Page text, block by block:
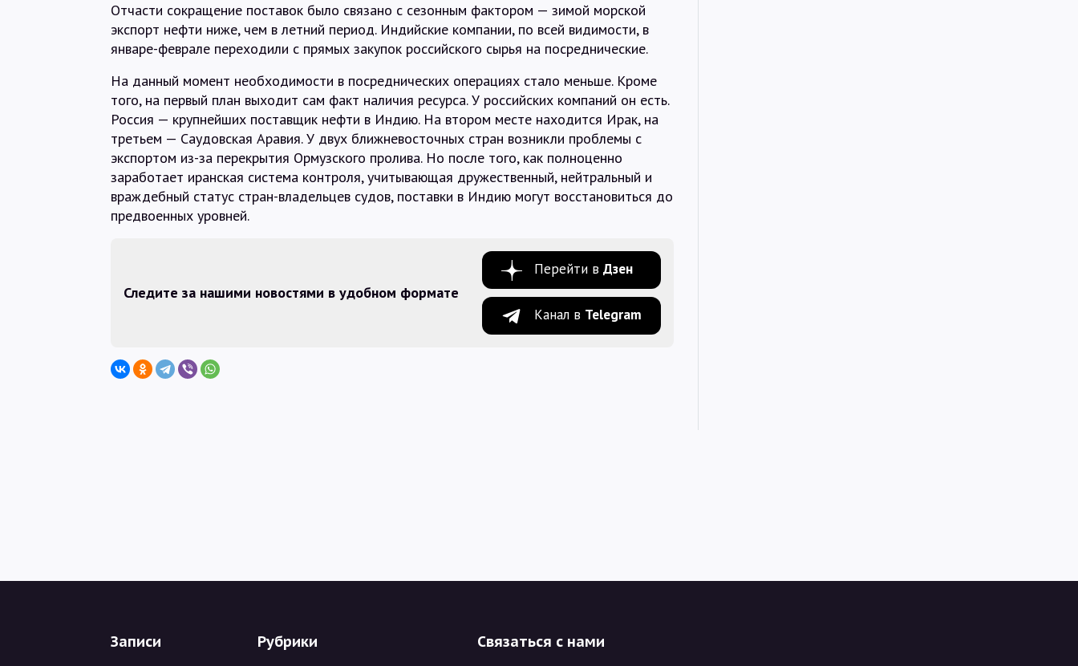
Отчасти сокращение поставок было связано с сезонным фактором — зимой морской
экспорт нефти ниже, чем в летний период. Индийские компании, по всей видимости, в
январе-феврале переходили с прямых закупок российского сырья на посреднические.
На данный момент необходимости в посреднических операциях стало меньше. Кроме
того, на первый план выходит сам факт наличия ресурса. У российских компаний он есть.
Россия — крупнейших поставщик нефти в Индию. На втором месте находится Ирак, на
третьем — Саудовская Аравия. У двух ближневосточных стран возникли проблемы с
экспортом из-за перекрытия Ормузского пролива. Но после того, как полноценно
заработает иранская система контроля, учитывающая дружественный, нейтральный и
враждебный статус стран-владельцев судов, поставки в Индию могут восстановиться до
предвоенных уровней.
Следите за нашими новостями в удобном формате
Перейти в Дзен
Канал в Telegram
Записи Рубрики Связаться с нами